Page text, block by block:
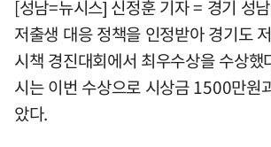
[성남=뉴시스] 신정훈 기자 = 경기 성
저출생 대응 정책을 인정받아 경기도
시책 경진대회에서 최우수상을 수상
시는 이번 수상으로 시상금 1500만원
았다.